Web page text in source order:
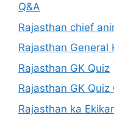
Q&A
Rajasthan chief
Rajasthan General
Rajasthan GK Quiz
Rajasthan GK Quiz
Rajasthan ka